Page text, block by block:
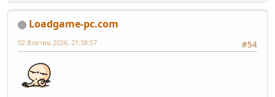
Loadgame-pc.com
#54
02 สิงหาคม 2026, 21:38:57